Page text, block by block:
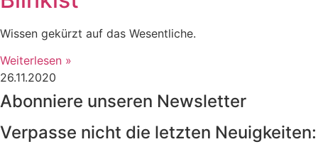
Wissen gekürzt auf das Wesentliche.
Weiterlesen »
26.11.2020
Abonniere unseren Newsletter
Verpasse nicht die letzten Neuigkeiten: